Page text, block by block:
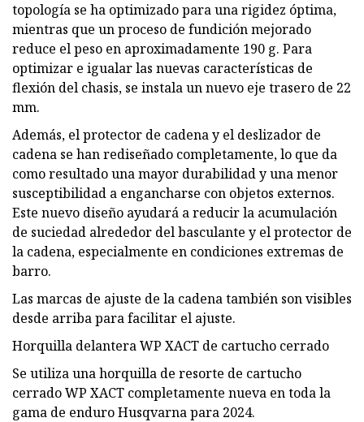
topología se ha optimizado para una rigidez óptima,
mientras que un proceso de fundición mejorado
reduce el peso en aproximadamente 190 g. Para
optimizar e igualar las nuevas características de
flexión del chasis, se instala un nuevo eje trasero de 22
mm.
Además, el protector de cadena y el deslizador de
cadena se han rediseñado completamente, lo que da
como resultado una mayor durabilidad y una menor
susceptibilidad a engancharse con objetos externos.
Este nuevo diseño ayudará a reducir la acumulación
de suciedad alrededor del basculante y el protector de
la cadena, especialmente en condiciones extremas de
barro.
Las marcas de ajuste de la cadena también son visibles
desde arriba para facilitar el ajuste.
Horquilla delantera WP XACT de cartucho cerrado
Se utiliza una horquilla de resorte de cartucho
cerrado WP XACT completamente nueva en toda la
gama de enduro Husqvarna para 2024.